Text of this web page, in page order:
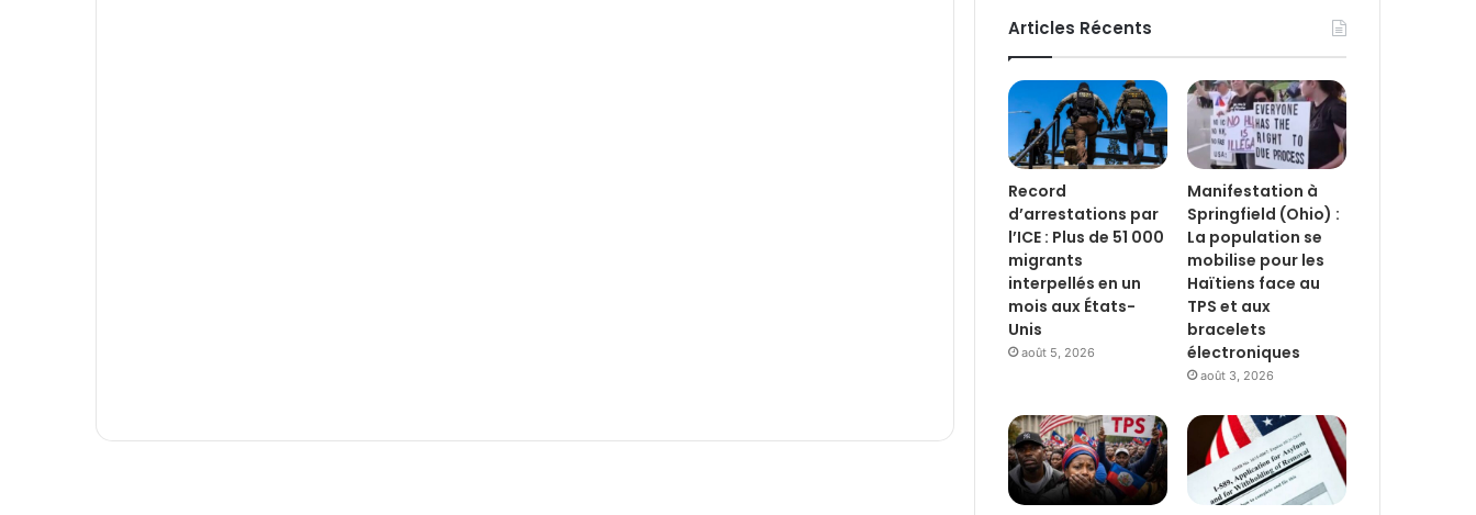
Articles Récents
Record
d’arrestations par
l’ICE : Plus de 51 000
migrants
interpellés en un
mois aux États-
Unis
août 5, 2026
Manifestation à
Springfield (Ohio) :
La population se
mobilise pour les
Haïtiens face au
TPS et aux
bracelets
électroniques
août 3, 2026